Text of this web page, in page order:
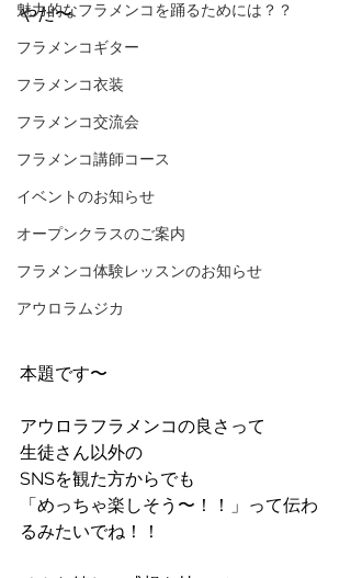
魅力的なフラメンコを踊るためには？？
フラメンコギター
フラメンコ衣装
フラメンコ交流会
フラメンコ講師コース
イベントのお知らせ
オープンクラスのご案内
フラメンコ体験レッスンのお知らせ
アウロラムジカ
やだ〜
本題です〜
アウロラフラメンコの良さって
生徒さん以外の
SNSを観た方からでも
「めっちゃ楽しそう〜！！」って伝わ
るみたいでね！！